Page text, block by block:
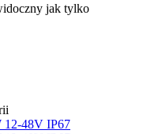
jak tylko